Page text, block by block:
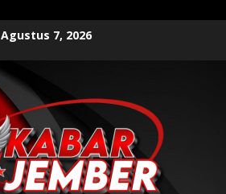
Agustus 7, 2026